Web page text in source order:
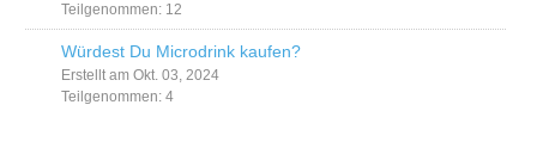
Teilgenommen: 12
Würdest Du Microdrink kaufen?
Erstellt am Okt. 03, 2024
Teilgenommen: 4